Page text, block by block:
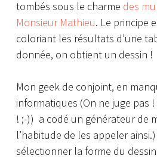
tombés sous le charme des
Monsieur Mathieu. Le principe
coloriant les résultats d’une
donnée, on obtient un dessin !
Mon geek de conjoint, en
informatiques (On ne juge pas
! ;-)) a codé un générateur de
l’habitude de les appeler ainsi.)
sélectionner la forme du